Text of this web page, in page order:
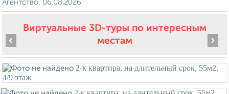
Агентство, 06.08.2026
Виртуальные 3D-туры по интересным
местам
‹ ›